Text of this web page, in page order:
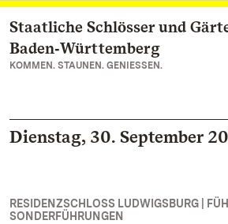
Zum Hauptinhalt springen
Staatliche Schlösser und
Baden‑Württemberg
KOMMEN. STAUNEN. GENIESSEN.
Dienstag, 30. September
RESIDENZSCHLOSS LUDWIGSBURG |
SONDERFÜHRUNGEN